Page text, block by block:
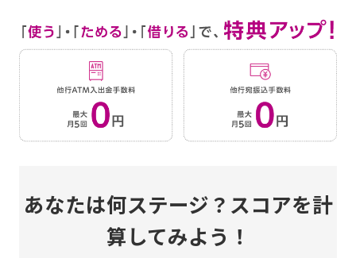
あなたは何ステージ？スコアを計
算してみよう！